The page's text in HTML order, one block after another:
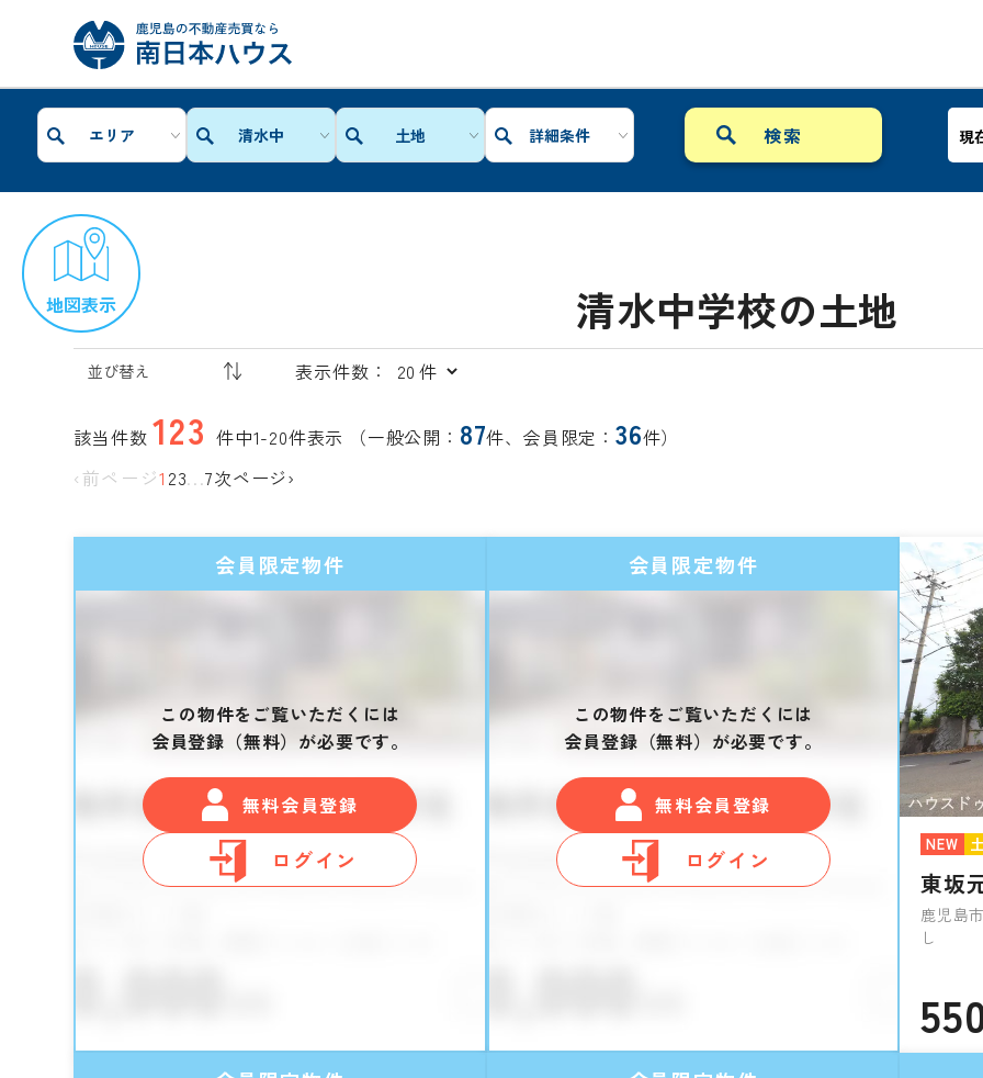
エリア 清水中 土地 詳細条件 現
地図表示 清水中学校の土地
表示件数：
該当件数 123 件中1-20件表示 （一般公開： 87件、会員限定：36件）
‹前ページ1 23...7次ページ›
会員限定物件
この物件をご覧いただくには
会員登録（無料）が必要です。
無料会員登録
ログイン
会員限定物件
この物件をご覧いただくには
会員登録（無料）が必要です。
無料会員登録
ログイン
NEW
東坂
鹿児島
し